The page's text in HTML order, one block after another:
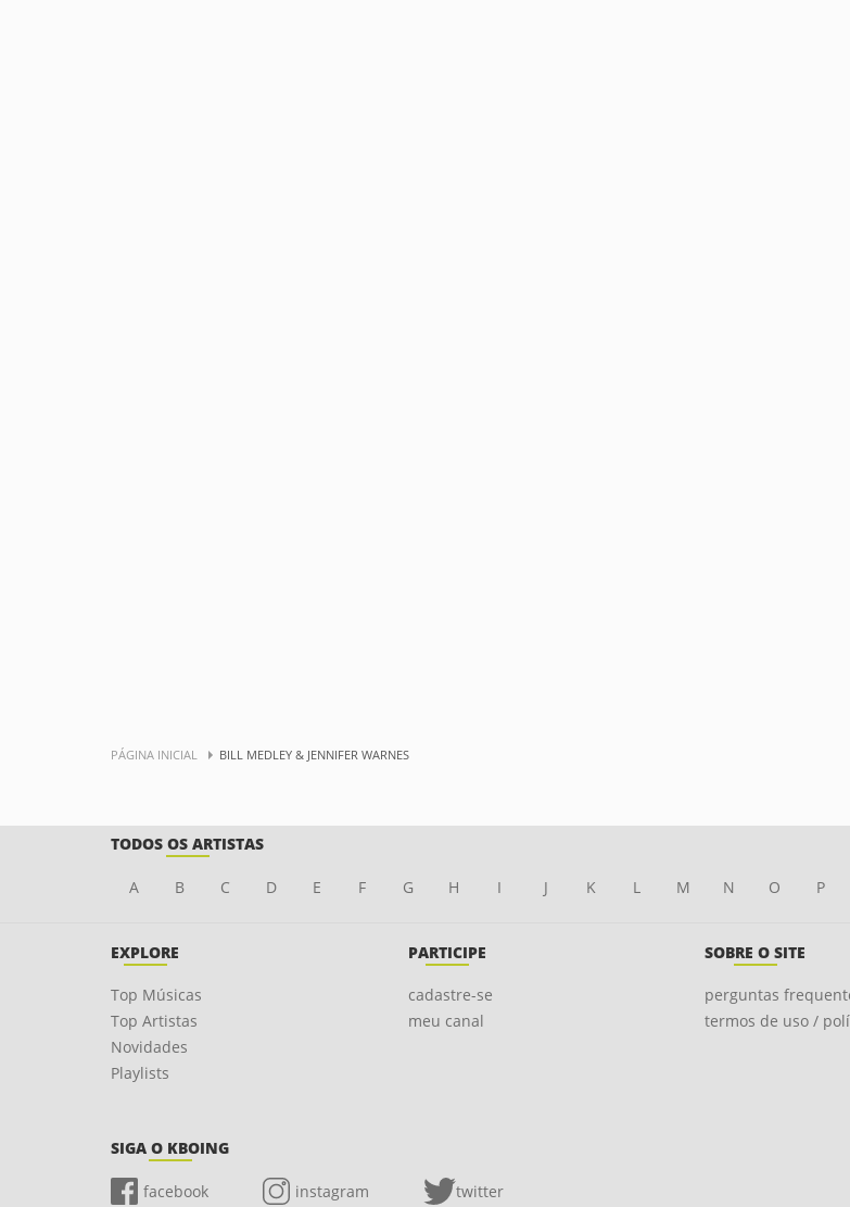
PÁGINA INICIAL BILL MEDLEY & JENNIFER WARNES
TODOS OS ARTISTAS
A B C D E F G H I J K L M N O P
EXPLORE
Top Músicas
Top Artistas
Novidades
Playlists
PARTICIPE
cadastre-se
meu canal
SOBRE O SITE
perguntas
termos de uso /
SIGA O KBOING
facebook instagram twitter